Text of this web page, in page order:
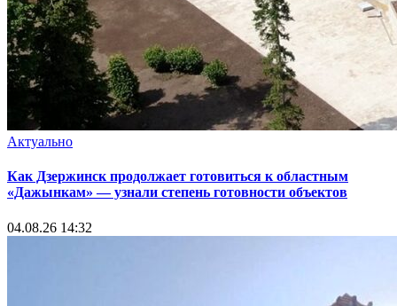
Актуально
Как Дзержинск продолжает готовиться к областным
«Дажынкам» — узнали степень готовности объектов
04.08.26 14:32